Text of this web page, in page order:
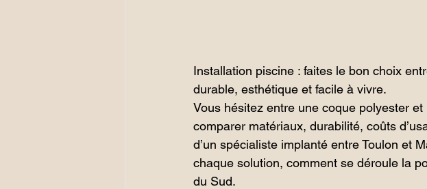
Installation piscine : faites le bon choix
durable, esthétique et facile à vivre.
Vous hésitez entre une coque polyester
comparer matériaux, durabilité, coûts
d’un spécialiste implanté entre Toulon et
chaque solution, comment se déroule la
du Sud.